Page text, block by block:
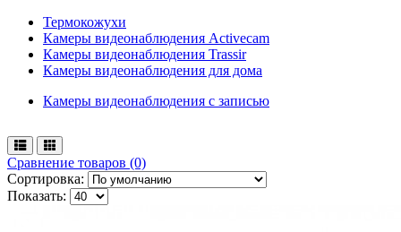
Термокожухи
Камеры видеонаблюдения Activecam
Камеры видеонаблюдения Trassir
Камеры видеонаблюдения для дома
Камеры видеонаблюдения с записью
Сравнение товаров (0)
Сортировка:
Показать: